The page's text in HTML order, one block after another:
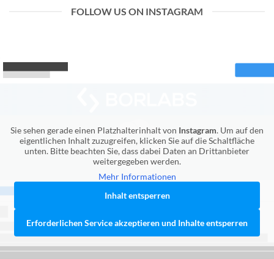
FOLLOW US ON INSTAGRAM
Sie sehen gerade einen Platzhalterinhalt von Instagram. Um auf den
eigentlichen Inhalt zuzugreifen, klicken Sie auf die Schaltfläche
unten. Bitte beachten Sie, dass dabei Daten an Drittanbieter
weitergegeben werden.
Mehr Informationen
Inhalt entsperren
Erforderlichen Service akzeptieren und Inhalte entsperren